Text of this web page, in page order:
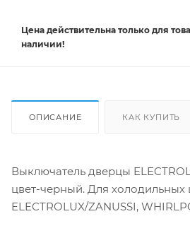
Цена действительна только для
наличии!
ОПИСАНИЕ КАК КУПИТЬ
Выключатель дверцы
цвет-черный. Для
ELECTROLUX/ZANUSSI,